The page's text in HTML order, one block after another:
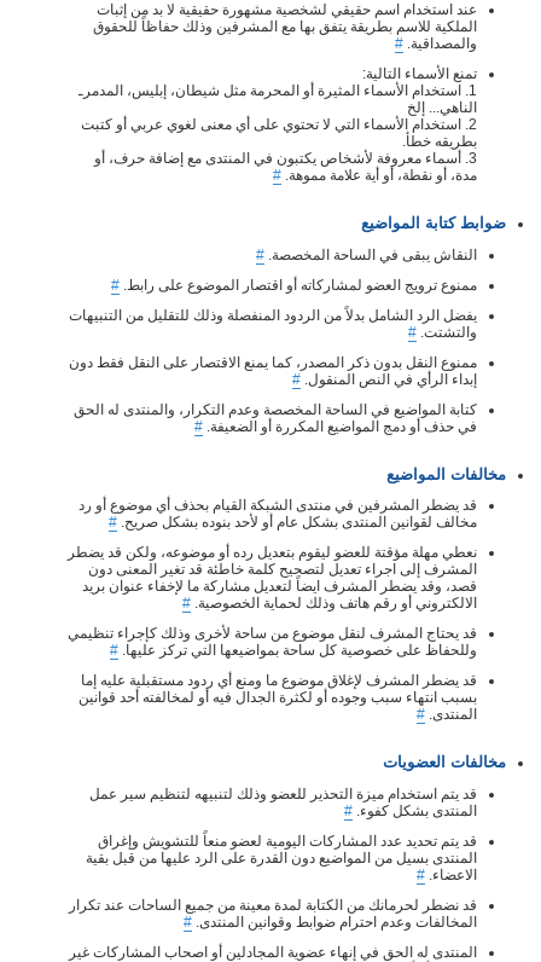
عند استخدام اسم حقيقي لشخصية مشهورة حقيقية لا بد من إثبات
الملكية للاسم بطريقة يتفق بها مع المشرفين وذلك حفاظاً للحقوق
والمصداقية. #
تمنع الأسماء التالية:
1. استخدام الأسماء المثيرة أو المحرمة مثل شيطان، إبليس، المدمرـ
الناهي... إلخ
2. استخدام الأسماء التي لا تحتوي على أي معنى لغوي عربي أو كتبت
بطريقه خطأ.
3. أسماء معروفة لأشخاص يكتبون في المنتدى مع إضافة حرف، أو
مدة، أو نقطة، أو أية علامة مموهة. #
ضوابط كتابة المواضيع
النقاش يبقى في الساحة المخصصة. #
ممنوع ترويج العضو لمشاركاته أو اقتصار الموضوع على رابط. #
يفضل الرد الشامل بدلاً من الردود المنفصلة وذلك للتقليل من التنبيهات
والتشتت. #
ممنوع النقل بدون ذكر المصدر، كما يمنع الاقتصار على النقل فقط دون
إبداء الرأي في النص المنقول. #
كتابة المواضيع في الساحة المخصصة وعدم التكرار، والمنتدى له الحق
في حذف أو دمج المواضيع المكررة أو الضعيفة. #
مخالفات المواضيع
قد يضطر المشرفين في منتدى الشبكة القيام بحذف أي موضوع أو رد
مخالف لقوانين المنتدى بشكل عام أو لأحد بنوده بشكل صريح. #
نعطي مهلة مؤقتة للعضو ليقوم بتعديل رده أو موضوعه، ولكن قد يضطر
المشرف إلى اجراء تعديل لتصحيح كلمة خاطئة قد تغير المعنى دون
قصد، وقد يضطر المشرف ايضاً لتعديل مشاركة ما لإخفاء عنوان بريد
الالكتروني أو رقم هاتف وذلك لحماية الخصوصية. #
قد يحتاج المشرف لنقل موضوع من ساحة لأخرى وذلك كإجراء تنظيمي
وللحفاظ على خصوصية كل ساحة بمواضيعها التي تركز عليها. #
قد يضطر المشرف لإغلاق موضوع ما ومنع أي ردود مستقبلية عليه إما
بسبب انتهاء سبب وجوده أو لكثرة الجدال فيه أو لمخالفته أحد قوانين
المنتدى. #
مخالفات العضويات
قد يتم استخدام ميزة التحذير للعضو وذلك لتنبيهه لتنظيم سير عمل
المنتدى بشكل كفوء. #
قد يتم تحديد عدد المشاركات اليومية لعضو منعاً للتشويش وإغراق
المنتدى بسيل من المواضيع دون القدرة على الرد عليها من قبل بقية
الاعضاء. #
قد نضطر لحرمانك من الكتابة لمدة معينة من جميع الساحات عند تكرار
المخالفات وعدم احترام ضوابط وقوانين المنتدى. #
المنتدى له الحق في إنهاء عضوية المجادلين أو اصحاب المشاركات غير